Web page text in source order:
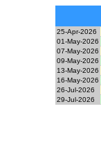
25-Apr-2026
01-May-2026
07-May-2026
09-May-2026
13-May-2026
16-May-2026
26-Jul-2026
29-Jul-2026